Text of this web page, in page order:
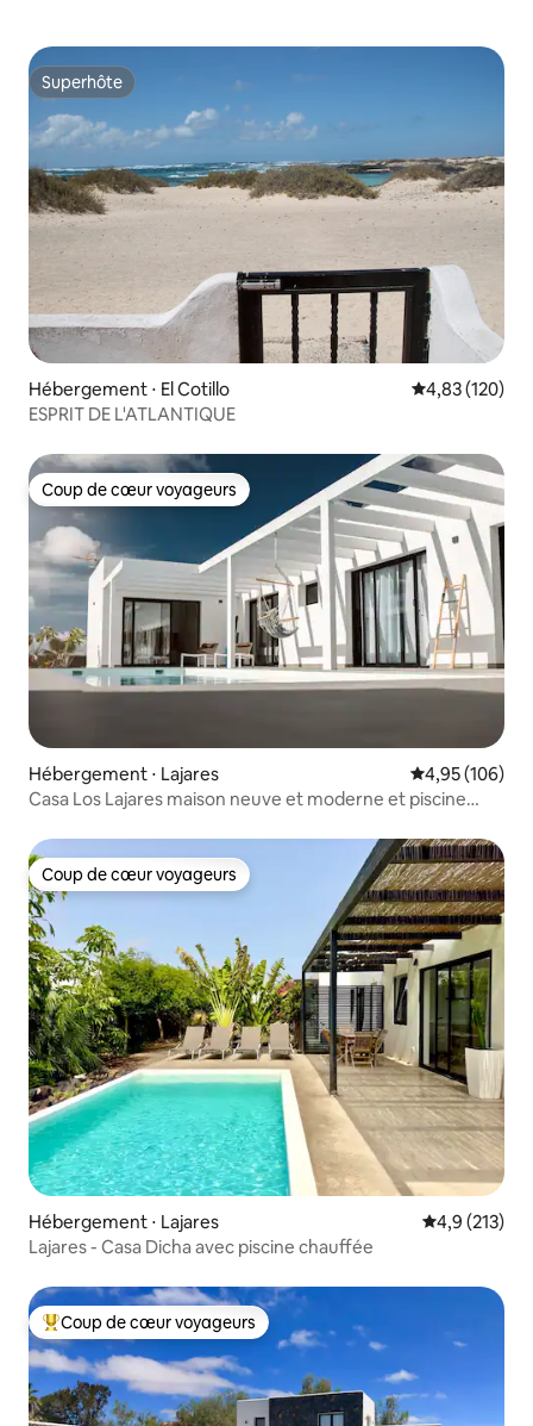
Superhôte
Superhôte
Hébergement ⋅ El Cotillo Évaluation
4,83 (120)
ESPRIT DE L'ATLANTIQUE
Coup de cœur voyageurs
Coup de cœur voyageurs
Hébergement ⋅ Lajares Évaluation
4,95 (106)
Casa Los Lajares maison neuve et moderne et piscine
Coup de cœur voyageurs
Coup de cœur voyageurs
Hébergement ⋅ Lajares Évaluation
4,9 (213)
Lajares - Casa Dicha avec piscine chauffée
Coups de cœur voyageurs les plus appréciés
Coup de cœur voyageurs